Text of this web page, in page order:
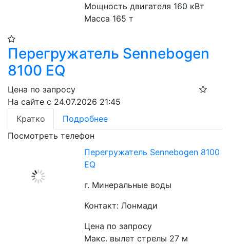
Мощность двигателя 160 кВт
Масса 165 т
Перегружатель Sennebogen
8100 EQ
Цена по запросу
На сайте с 24.07.2026 21:45
Кратко
Подробнее
Посмотреть телефон
Перегружатель Sennebogen 8100
EQ
г. Минеральные воды
Контакт: Лонмади
Цена по запросу
Макс. вылет стрелы 27 м